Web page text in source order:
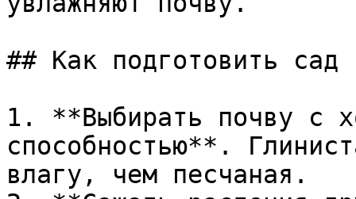
## Как подготовить сад
1. **Выбирать почву с
способностью**.
влагу, чем песчаная.